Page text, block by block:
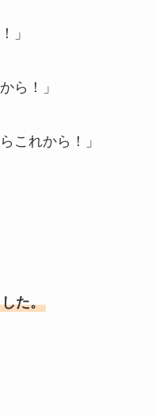
」
ら！」
これから！」
た。